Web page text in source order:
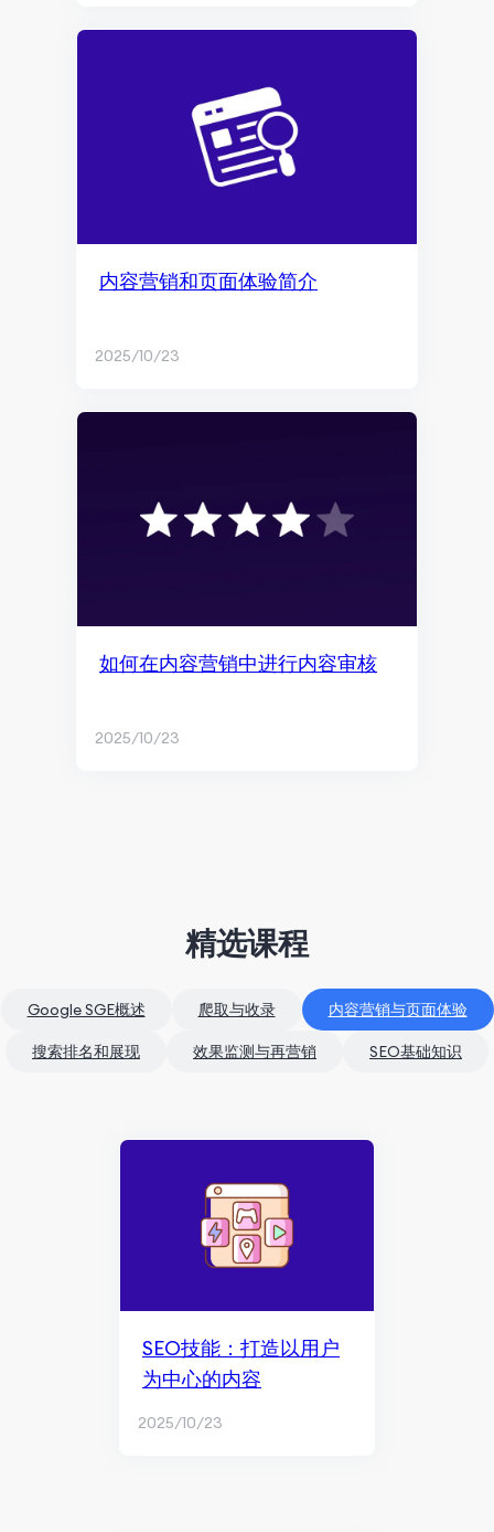
社交媒体营销
社交媒体管理
付费社交媒体广告
内容营销和页面体验简介
2025/10/23
如何在内容营销中进行内容审核
2025/10/23
精选课程
Google SGE概述 爬取与收录 内容营销与页面体验
搜索排名和展现 效果监测与再营销 SEO基础知识
SEO技能：打造以用户
为中心的内容
2025/10/23